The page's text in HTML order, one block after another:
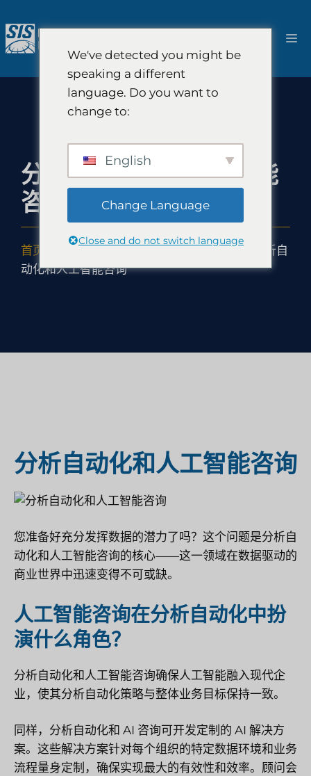
至
内
菜
分析自动化和人工智能
咨询
首页 人工智能市场研究与战略
分析自
动化和人工智能咨询
分析自动化和人工智能咨询
您准备好充分发挥数据的潜力了吗？这个问题是分析自
动化和人工智能咨询的核心——这一领域在数据驱动的
商业世界中迅速变得不可或缺。
人工智能咨询在分析自动化中扮
演什么角色？
分析自动化和人工智能咨询确保人工智能融入现代企
业，使其分析自动化策略与整体业务目标保持一致。
同样，分析自动化和 AI 咨询可开发定制的 AI 解决方
案。这些解决方案针对每个组织的特定数据环境和业务
流程量身定制，确保实现最大的有效性和效率。顾问会
We've detected you might be
speaking a different
language. Do you want to
change to:
English
Change Language
Close and do not switch language